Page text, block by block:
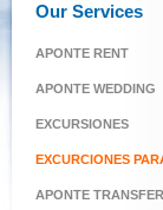
Our Services
APONTE RENT
APONTE WEDDING
EXCURSIONES
EXCURCIONES
APONTE TRANSFER